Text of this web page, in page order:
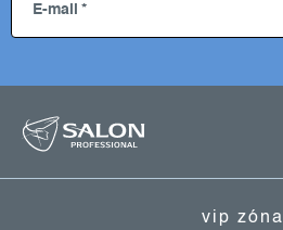
E-mail
vip zóna